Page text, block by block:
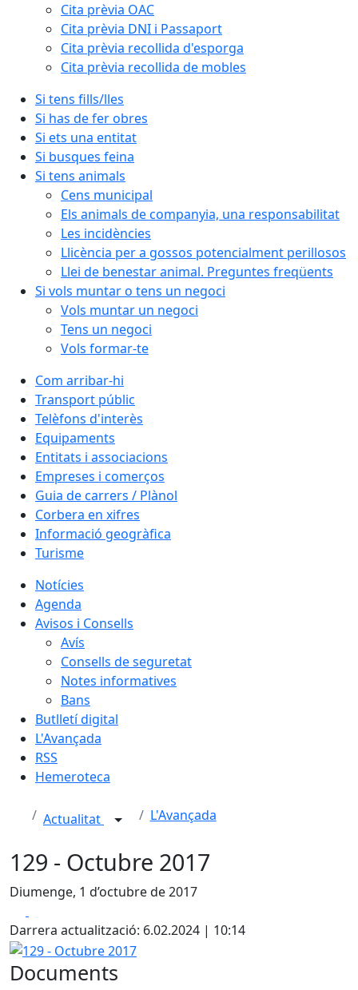
Cita prèvia OAC
Cita prèvia DNI i Passaport
Cita prèvia recollida d'esporga
Cita prèvia recollida de mobles
Si tens fills/lles
Si has de fer obres
Si ets una entitat
Si busques feina
Si tens animals
Cens municipal
Els animals de companyia, una responsabilitat
Les incidències
Llicència per a gossos potencialment perillosos
Llei de benestar animal. Preguntes freqüents
Si vols muntar o tens un negoci
Vols muntar un negoci
Tens un negoci
Vols formar-te
Com arribar-hi
Transport públic
Telèfons d'interès
Equipaments
Entitats i associacions
Empreses i comerços
Guia de carrers / Plànol
Corbera en xifres
Informació geogràfica
Turisme
Notícies
Agenda
Avisos i Consells
Avís
Consells de seguretat
Notes informatives
Bans
Butlletí digital
L'Avançada
RSS
Hemeroteca
Actualitat L'Avançada
129 - Octubre 2017
Diumenge, 1 d’octubre de 2017
Darrera actualització: 6.02.2024 | 10:14
129 - Octubre 2017
Documents